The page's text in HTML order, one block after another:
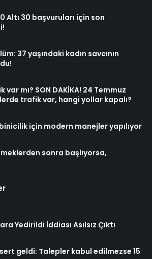
Altı 30 başvuruları için son
37 yaşındaki kadın savcının
mı? SON DAKİKA! 24 Temmuz
trafik var, hangi yollar kapalı?
için modern manejler yapılıyor
sonra başlıyorsa,
Yedirildi İddiası Asılsız Çıktı
geldi: Talepler kabul edilmezse 15